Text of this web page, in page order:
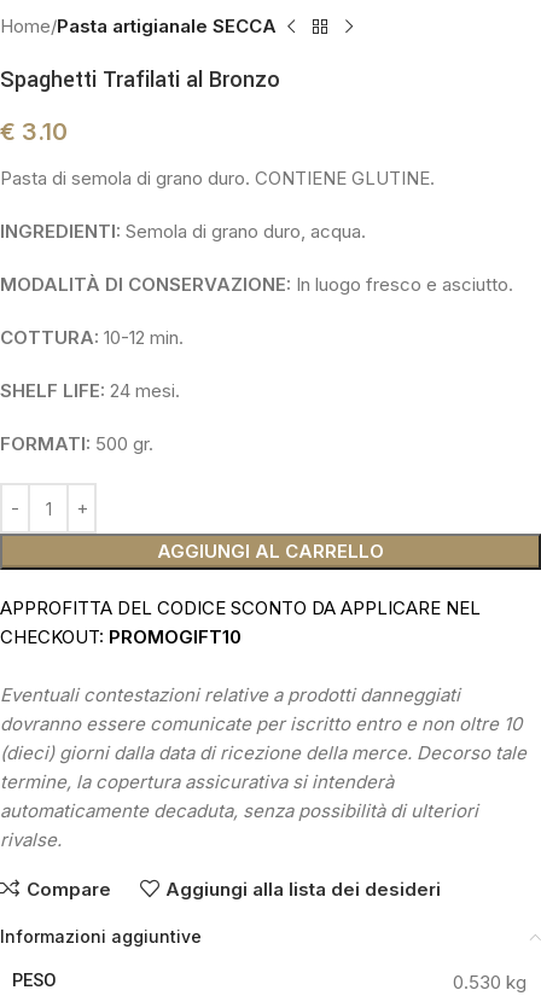
Home Pasta artigianale SECCA
Spaghetti Trafilati al Bronzo
€ 3.10
Pasta di semola di grano duro. CONTIENE GLUTINE.
INGREDIENTI: Semola di grano duro, acqua.
MODALITÀ DI CONSERVAZIONE: In luogo fresco e asciutto.
COTTURA: 10-12 min.
SHELF LIFE: 24 mesi.
FORMATI: 500 gr.
AGGIUNGI AL CARRELLO
APPROFITTA DEL CODICE SCONTO DA APPLICARE NEL
CHECKOUT: PROMOGIFT10
Eventuali contestazioni relative a prodotti danneggiati
dovranno essere comunicate per iscritto entro e non oltre 10
(dieci) giorni dalla data di ricezione della merce. Decorso tale
termine, la copertura assicurativa si intenderà
automaticamente decaduta, senza possibilità di ulteriori
rivalse.
Compare Aggiungi alla lista dei desideri
Informazioni aggiuntive
PESO 0.530 kg